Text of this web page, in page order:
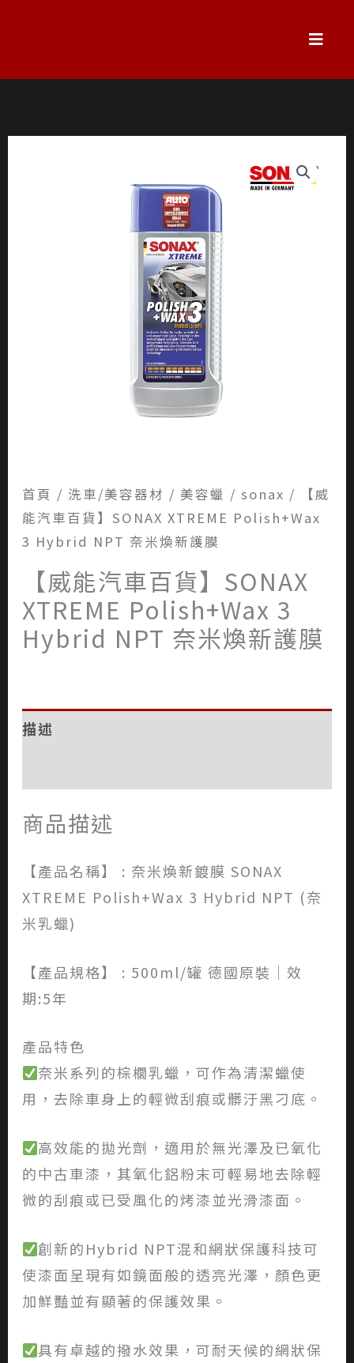
容
首頁 / 洗車/美容器材 / 美容蠟 / sonax / 【威
能汽車百貨】SONAX XTREME Polish+Wax
3 Hybrid NPT 奈米煥新護膜
【威能汽車百貨】SONAX
XTREME Polish+Wax 3
Hybrid NPT 奈米煥新護膜
描述
商品描述
【產品名稱】 : 奈米煥新鍍膜 SONAX
XTREME Polish+Wax 3 Hybrid NPT (奈
米乳蠟)
【產品規格】 : 500ml/罐 德國原裝｜效
期:5年
產品特色
奈米系列的棕櫚乳蠟，可作為清潔蠟使
用，去除車身上的輕微刮痕或髒汙黑刁底。
高效能的拋光劑，適用於無光澤及已氧化
的中古車漆，其氧化鋁粉末可輕易地去除輕
微的刮痕或已受風化的烤漆並光滑漆面。
創新的Hybrid NPT混和網狀保護科技可
使漆面呈現有如鏡面般的透亮光澤，顏色更
加鮮豔並有顯著的保護效果。
具有卓越的撥水效果，可耐天候的網狀保